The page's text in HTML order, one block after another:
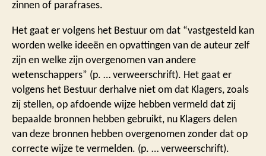
zinnen of parafrases.
Het gaat er volgens het Bestuur om dat “vastgesteld kan
worden welke ideeën en opvattingen van de auteur zelf
zijn en welke zijn overgenomen van andere
wetenschappers” (p. … verweerschrift). Het gaat er
volgens het Bestuur derhalve niet om dat Klagers, zoals
zij stellen, op afdoende wijze hebben vermeld dat zij
bepaalde bronnen hebben gebruikt, nu Klagers delen
van deze bronnen hebben overgenomen zonder dat op
correcte wijze te vermelden. (p. … verweerschrift).